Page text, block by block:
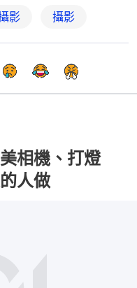
影 攝影
相機、打燈
人做